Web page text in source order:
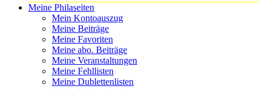
Meine Philaseiten
Mein Kontoauszug
Meine Beiträge
Meine Favoriten
Meine abo. Beiträge
Meine Veranstaltungen
Meine Fehllisten
Meine Dublettenlisten